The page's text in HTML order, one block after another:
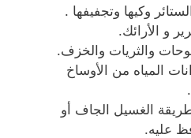
وكيها وتجفيفها .
و الأرائك.
والثريات والخزف.
المياه من الأوساخ
الغسيل الجاف أو
عليه.